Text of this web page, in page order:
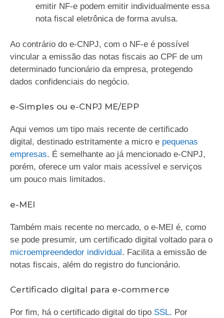
emitir NF-e podem emitir individualmente essa
nota fiscal eletrônica de forma avulsa.
Ao contrário do e-CNPJ, com o NF-e é possível
vincular a emissão das notas fiscais ao CPF de um
determinado funcionário da empresa, protegendo
dados confidenciais do negócio.
e-Simples ou e-CNPJ ME/EPP
Aqui vemos um tipo mais recente de certificado
digital, destinado estritamente a micro e pequenas
empresas. É semelhante ao já mencionado e-CNPJ,
porém, oferece um valor mais acessível e serviços
um pouco mais limitados.
e-MEI
Também mais recente no mercado, o e-MEI é, como
se pode presumir, um certificado digital voltado para o
microempreendedor individual. Facilita a emissão de
notas fiscais, além do registro do funcionário.
Certificado digital para e-commerce
Por fim, há o certificado digital do tipo SSL. Por